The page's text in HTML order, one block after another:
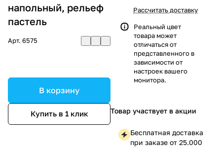
напольный, рельеф
пастель
Арт. 6575
В корзину
Купить в 1 клик
Рассчитать доставку
Реальный цвет
товара может
отличаться от
представленного в
зависимости от
настроек вашего
монитора.
Товар участвует в акции
Бесплатная доставка
при заказе от 25.000